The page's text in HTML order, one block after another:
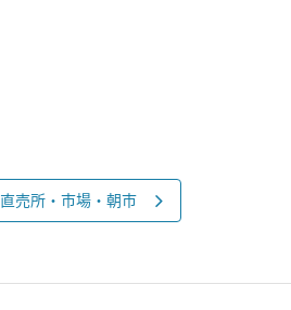
直売所・市場・朝市